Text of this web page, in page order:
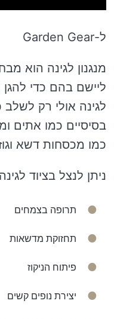
ל-Garden Gear
מנגנון לגינה הוא
ליישם בהם כדי להגן
לגינה אולי רק
בסיסיים כמו אתים
כמו מכסחות דשא
ניתן לנצל בציוד
תרופה בצמחים
תחזוקת מדשאות
פיתוח הניקוז
יצירת נופים קשים